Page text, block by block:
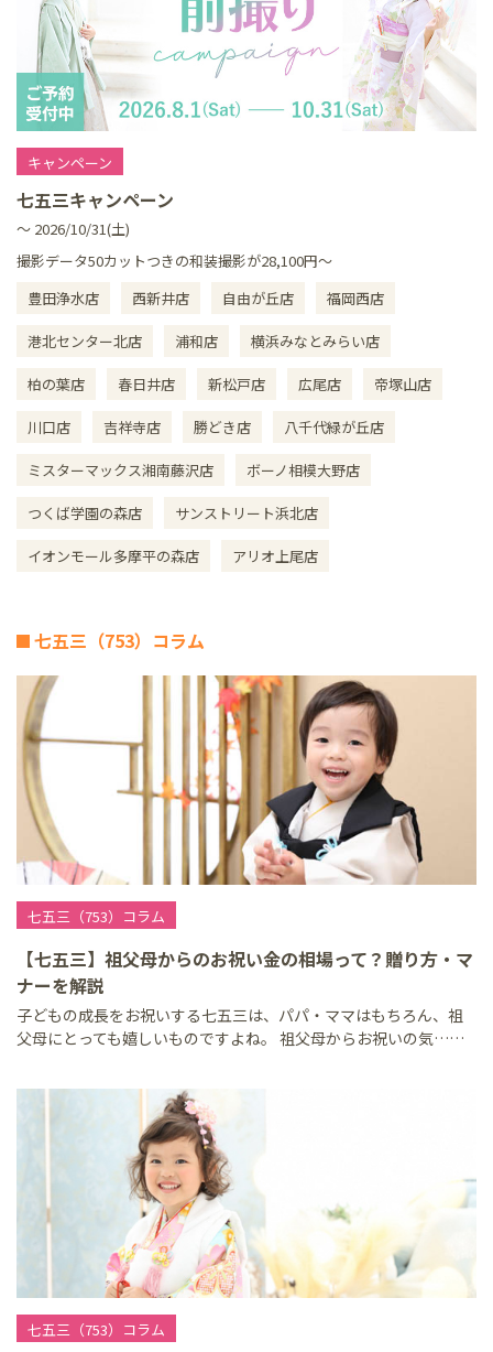
キャンペーン
七五三キャンペーン
～ 2026/10/31(土)
撮影データ50カットつきの和装撮影が28,100円～
豊田浄水店
西新井店 自由が丘店 福岡西店
港北センター北店 浦和店 横浜みなとみらい店
柏の葉店 春日井店 新松戸店 広尾店 帝塚山店
川口店 吉祥寺店 勝どき店 八千代緑が丘店
ミスターマックス湘南藤沢店 ボーノ相模大野店
つくば学園の森店 サンストリート浜北店
イオンモール多摩平の森店 アリオ上尾店
七五三（753）コラム
七五三（753）コラム
【七五三】祖父母からのお祝い金の相場って？贈り方・マ
ナーを解説
子どもの成長をお祝いする七五三は、パパ・ママはもちろん、祖
父母にとっても嬉しいものですよね。 祖父母からお祝いの気……
七五三（753）コラム